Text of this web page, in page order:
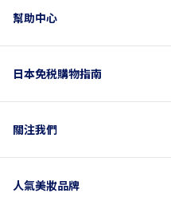
幫助中心
日本免税購物指南
關注我們
人氣美妝品牌